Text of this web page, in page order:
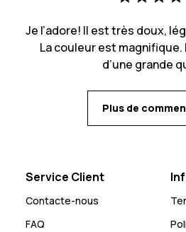
Je l’adore! Il est très doux,
La couleur est
d’une grande
Plus de
Service Client
Contacte-nous
FAQ